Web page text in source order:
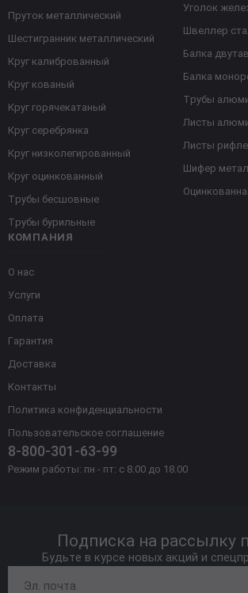
КОМПАНИЯ
О нас
Услуги
Оплата
Гарантия
Доставка
Контакты
Политика конфиденциальности
Пользовательское соглашение
8-800-301-63-99
Режим работы: пн - пт: с 8.00 до 18.00
Пруток металлический
Шестигранник металлический
Круг калиброванный
Круг кованый
Круг горячекатаный
Круг серебрянка
Круг низколегированный
Круг оцинкованный
Трубы бесшовные
Трубы бурильные
Уголок
Швеллер
Балка
Балка
Трубы
Листы
Листы
Шифер
Подписка на рассылку
Будьте в курсе новых акций и